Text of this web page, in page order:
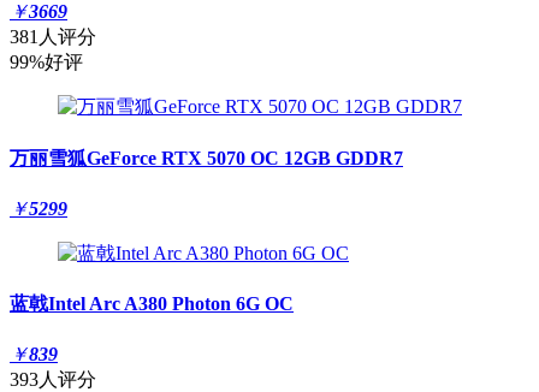
￥3669
381人评分
99%好评
万丽雪狐GeForce RTX 5070 OC 12GB GDDR7
￥5299
蓝戟Intel Arc A380 Photon 6G OC
￥839
393人评分